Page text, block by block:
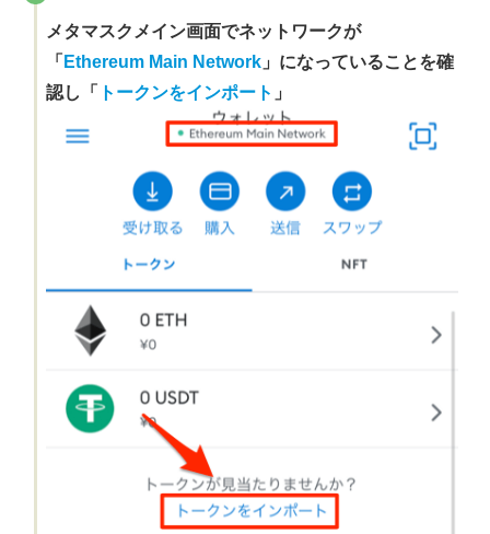
メタマスクメイン画面でネットワークが
「 Ethereum Main Network 」になっていることを確
認し「
トークンをインポート 」